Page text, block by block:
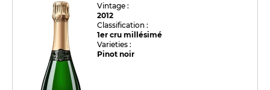
Vintage :
2012
Classification :
1er cru millésimé
Varieties :
Pinot noir